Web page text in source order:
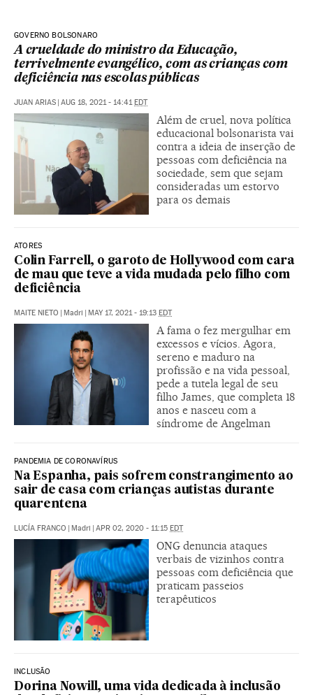
GOVERNO BOLSONARO
A crueldade do ministro da Educação,
terrivelmente evangélico, com as crianças com
deficiência nas escolas públicas
JUAN ARIAS AUG 18, 2021 - 14:41 EDT
Além de cruel, nova política
educacional bolsonarista vai
contra a ideia de inserção de
pessoas com deficiência na
sociedade, sem que sejam
consideradas um estorvo
para os demais
ATORES
Colin Farrell, o garoto de Hollywood com cara
de mau que teve a vida mudada pelo filho com
deficiência
MAITE NIETO Madri MAY 17, 2021 - 19:13 EDT
A fama o fez mergulhar em
excessos e vícios. Agora,
sereno e maduro na
profissão e na vida pessoal,
pede a tutela legal de seu
filho James, que completa 18
anos e nasceu com a
síndrome de Angelman
PANDEMIA DE CORONAVÍRUS
Na Espanha, pais sofrem constrangimento ao
sair de casa com crianças autistas durante
quarentena
LUCÍA FRANCO Madri APR 02, 2020 - 11:15 EDT
ONG denuncia ataques
verbais de vizinhos contra
pessoas com deficiência que
praticam passeios
terapêuticos
INCLUSÃO
Dorina Nowill, uma vida dedicada à inclusão